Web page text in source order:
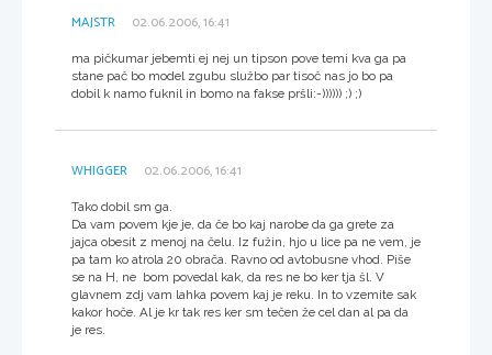
MAJSTR 02.06.2006, 16:41
ma pičkumar jebemti ej nej un tipson pove temi kva ga pa
stane pač bo model zgubu službo par tisoč nas jo bo pa
dobil k namo fuknil in bomo na fakse pršli:-)))))) ;) ;)
WHIGGER 02.06.2006, 16:41
Tako dobil sm ga.
Da vam povem kje je, da če bo kaj narobe da ga grete za
jajca obesit z menoj na čelu. Iz fužin, hjo u lice pa ne vem, je
pa tam ko atrola 20 obrača. Ravno od avtobusne vhod. Piše
se na H, ne bom povedal kak, da res ne bo ker tja šl. V
glavnem zdj vam lahka povem kaj je reku. In to vzemite sak
kakor hoče. Al je kr tak res ker sm tečen že cel dan al pa da
je res.